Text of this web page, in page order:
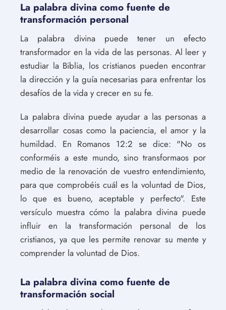
La palabra divina como fuente de
transformación personal
La palabra divina puede tener un efecto
transformador en la vida de las personas. Al leer y
estudiar la Biblia, los cristianos pueden encontrar
la dirección y la guía necesarias para enfrentar los
desafíos de la vida y crecer en su fe.
La palabra divina puede ayudar a las personas a
desarrollar cosas como la paciencia, el amor y la
humildad. En Romanos 12:2 se dice: "No os
conforméis a este mundo, sino transformaos por
medio de la renovación de vuestro entendimiento,
para que comprobéis cuál es la voluntad de Dios,
lo que es bueno, aceptable y perfecto". Este
versículo muestra cómo la palabra divina puede
influir en la transformación personal de los
cristianos, ya que les permite renovar su mente y
comprender la voluntad de Dios.
La palabra divina como fuente de
transformación social